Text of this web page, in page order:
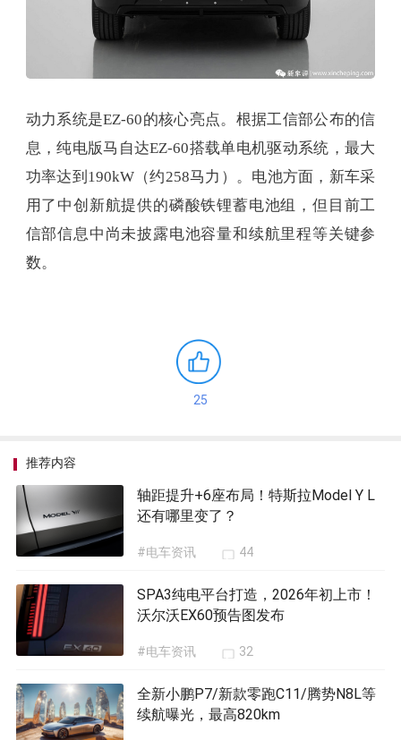
动力系统是EZ-60的核心亮点。根据工信部公布的信
息，纯电版马自达EZ-60搭载单电机驱动系统，最大
功率达到190kW（约258马力）。电池方面，新车采
用了中创新航提供的磷酸铁锂蓄电池组，但目前工
信部信息中尚未披露电池容量和续航里程等关键参
数。
25
推荐内容
轴距提升+6座布局！特斯拉Model Y L
还有哪里变了？
#电车资讯 44
SPA3纯电平台打造，2026年初上市！
沃尔沃EX60预告图发布
#电车资讯 32
全新小鹏P7/新款零跑C11/腾势N8L等
续航曝光，最高820km